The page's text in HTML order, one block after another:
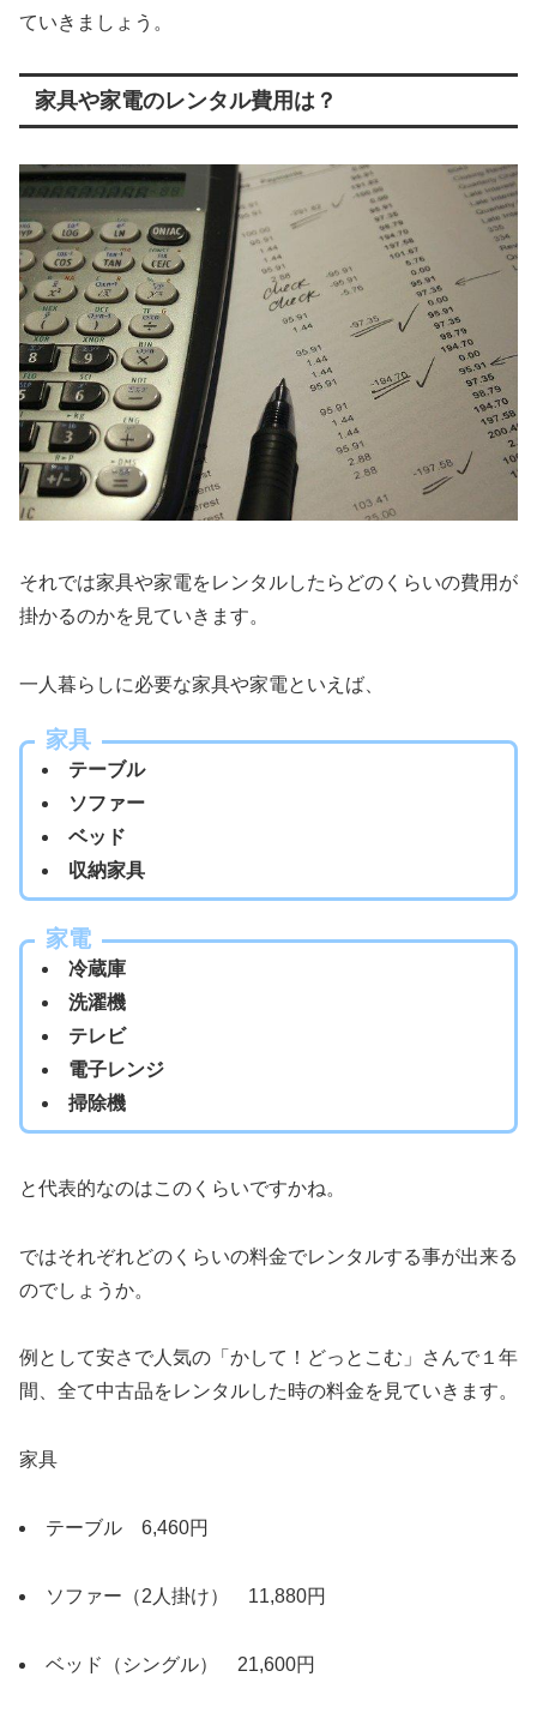
ていきましょう。
家具や家電のレンタル費用は？
それでは家具や家電をレンタルしたらどのくらいの費用が
掛かるのかを見ていきます。
一人暮らしに必要な家具や家電といえば、
家具
テーブル
ソファー
ベッド
収納家具
家電
冷蔵庫
洗濯機
テレビ
電子レンジ
掃除機
と代表的なのはこのくらいですかね。
ではそれぞれどのくらいの料金でレンタルする事が出来る
のでしょうか。
例として安さで人気の「かして！どっとこむ」さんで１年
間、全て中古品をレンタルした時の料金を見ていきます。
家具
テーブル 6,460円
ソファー（2人掛け） 11,880円
ベッド（シングル） 21,600円